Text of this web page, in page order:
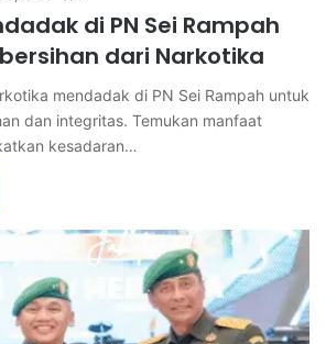
di PN Sei Rampah
dari Narkotika
mendadak di PN Sei Rampah untuk
dan integritas. Temukan manfaat
kesadaran…